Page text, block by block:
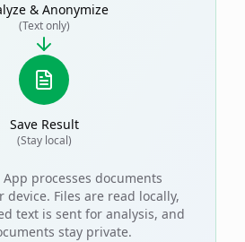
& Anonymize
(Text only)
Save Result
(Stay local)
App processes documents
device. Files are read locally,
text is sent for analysis, and
stay private.